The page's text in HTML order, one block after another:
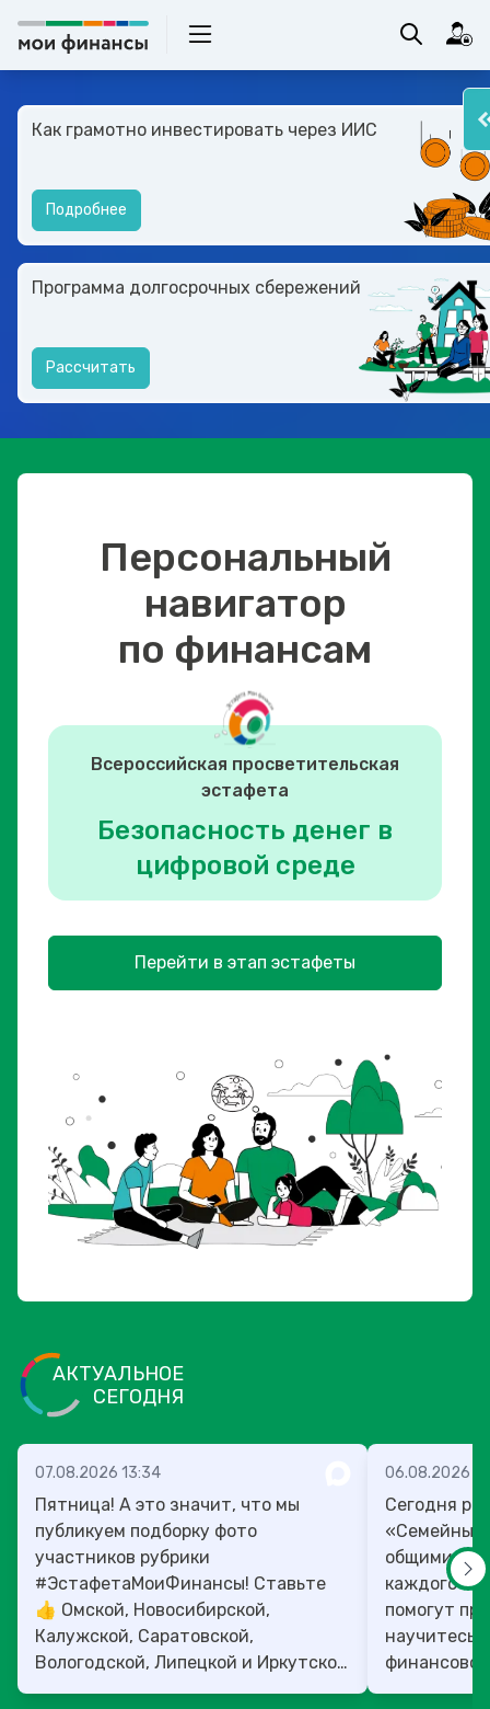
Как грамотно инвестировать через ИИС
Подробнее
Программа долгосрочных сбережений
Рассчитать
Персональный
навигатор
по финансам
Всероссийская просветительская
эстафета
Безопасность денег в
цифровой среде
Перейти в этап эстафеты
АКТУАЛЬНОЕ
СЕГОДНЯ
07.08.2026 13:34
Пятница! А это значит, что мы
публикуем подборку фото
участников рубрики
#ЭстафетаМоиФинансы! Ставьте
👍 Омской, Новосибирской,
Калужской, Саратовской,
Вологодской, Липецкой и Иркутской
областям!
06.08.2026
Сегодня
«Семейный
общими
каждого»!
помогут
научитесь: